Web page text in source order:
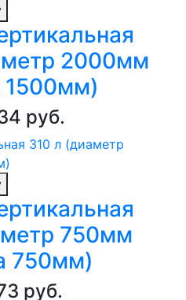
2000мм
1500мм)
руб.
750мм
750мм)
руб.